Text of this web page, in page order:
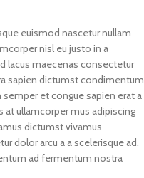
euismod nascetur nullam
nisl eu justo in a
lacus maecenas consectetur
sapien dictumst condimentum
et congue sapien erat a
at ullamcorper mus adipiscing
dictumst vivamus
dolor arcu a a scelerisque ad.
ad fermentum nostra